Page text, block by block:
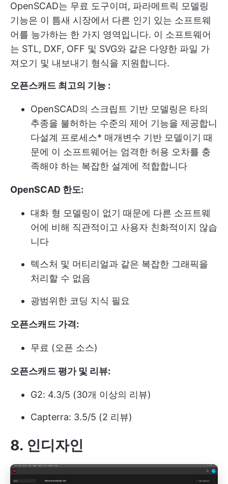
OpenSCAD는 무료 도구이며, 파라메트릭 모델링
기능은 이 틈새 시장에서 다른 인기 있는 소프트웨
어를 능가하는 한 가지 영역입니다. 이 소프트웨어
는 STL, DXF, OFF 및 SVG와 같은 다양한 파일 가
져오기 및 내보내기 형식을 지원합니다.
오픈스캐드 최고의 기능 :
OpenSCAD의 스크립트 기반 모델링은 타의
추종을 불허하는 수준의 제어 기능을 제공합니
다설계 프로세스* 매개변수 기반 모델이기 때
문에 이 소프트웨어는 엄격한 허용 오차를 충
족해야 하는 복잡한 설계에 적합합니다
OpenSCAD 한도:
대화 형 모델링이 없기 때문에 다른 소프트웨
어에 비해 직관적이고 사용자 친화적이지 않습
니다
텍스처 및 머티리얼과 같은 복잡한 그래픽을
처리할 수 없음
광범위한 코딩 지식 필요
오픈스캐드 가격:
무료 (오픈 소스)
오픈스캐드 평가 및 리뷰:
G2: 4.3/5 (30개 이상의 리뷰)
Capterra: 3.5/5 (2 리뷰)
8. 인디자인